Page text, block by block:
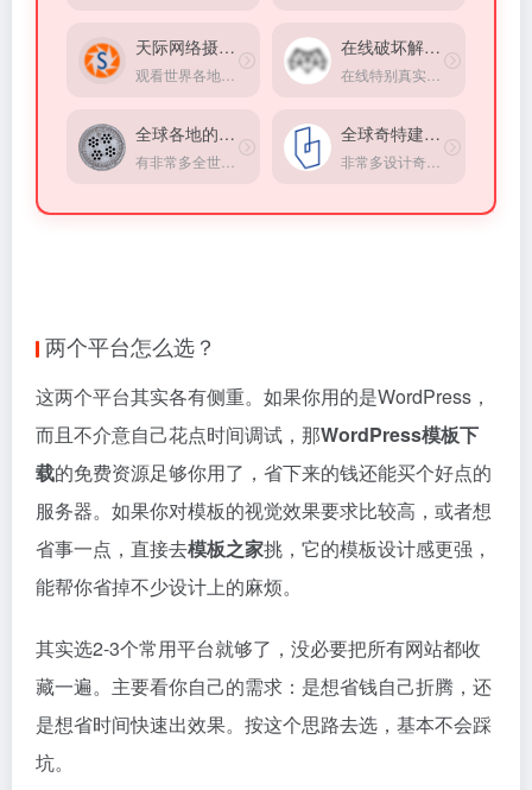
天际网络摄像头 在线破坏解压器
全球各地的井盖 全球奇特建筑大赏
两个平台怎么选？
这两个平台其实各有侧重。如果你用的是WordPress，
而且不介意自己花点时间调试，那WordPress模板下
载的免费资源足够你用了，省下来的钱还能买个好点的
服务器。如果你对模板的视觉效果要求比较高，或者想
省事一点，直接去模板之家挑，它的模板设计感更强，
能帮你省掉不少设计上的麻烦。
其实选2-3个常用平台就够了，没必要把所有网站都收
藏一遍。主要看你自己的需求：是想省钱自己折腾，还
是想省时间快速出效果。按这个思路去选，基本不会踩
坑。